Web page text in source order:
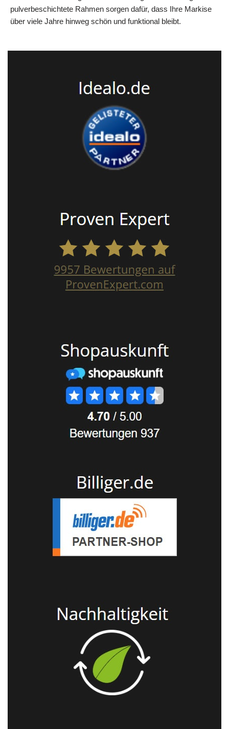
pulverbeschichtete Rahmen sorgen dafür, dass Ihre Markise
über viele Jahre hinweg schön und funktional bleibt.